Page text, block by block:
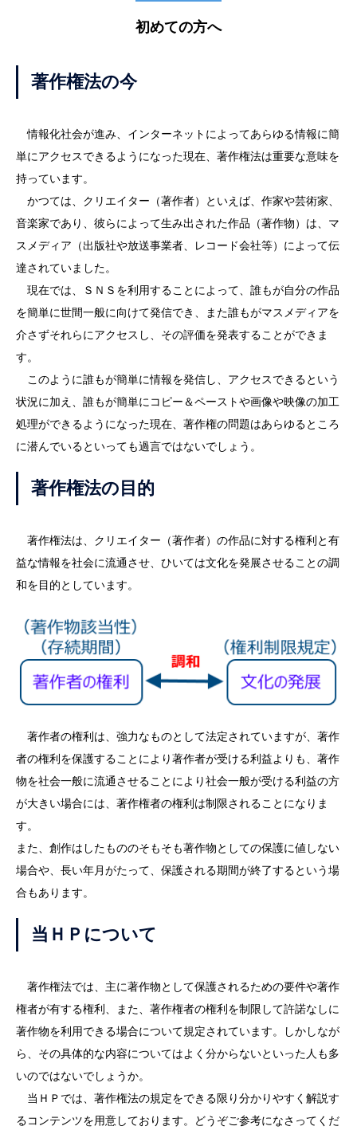
初めての方へ
著作権法の今
情報化社会が進み、インターネットによってあらゆる情報に簡
単にアクセスできるようになった現在、著作権法は重要な意味を
持っています。
かつては、クリエイター（著作者）といえば、作家や芸術家、
音楽家であり、彼らによって生み出された作品（著作物）は、マ
スメディア（出版社や放送事業者、レコード会社等）によって伝
達されていました。
現在では、ＳＮＳを利用することによって、誰もが自分の作品
を簡単に世間一般に向けて発信でき、また誰もがマスメディアを
介さずそれらにアクセスし、その評価を発表することができま
す。
このように誰もが簡単に情報を発信し、アクセスできるという
状況に加え、誰もが簡単にコピー＆ペーストや画像や映像の加工
処理ができるようになった現在、著作権の問題はあらゆるところ
に潜んでいるといっても過言ではないでしょう。
著作権法の目的
著作権法は、クリエイター（著作者）の作品に対する権利と有
益な情報を社会に流通させ、ひいては文化を発展させることの調
和を目的としています。
著作者の権利は、強力なものとして法定されていますが、著作
者の権利を保護することにより著作者が受ける利益よりも、著作
物を社会一般に流通させることにより社会一般が受ける利益の方
が大きい場合には、著作権者の権利は制限されることになりま
す。
また、創作はしたもののそもそも著作物としての保護に値しない
場合や、長い年月がたって、保護される期間が終了するという場
合もあります。
当ＨＰについて
著作権法では、主に著作物として保護されるための要件や著作
権者が有する権利、また、著作権者の権利を制限して許諾なしに
著作物を利用できる場合について規定されています。しかしなが
ら、その具体的な内容についてはよく分からないといった人も多
いのではないでしょうか。
当ＨＰでは、著作権法の規定をできる限り分かりやすく解説す
るコンテンツを用意しております。どうぞご参考になさってくだ